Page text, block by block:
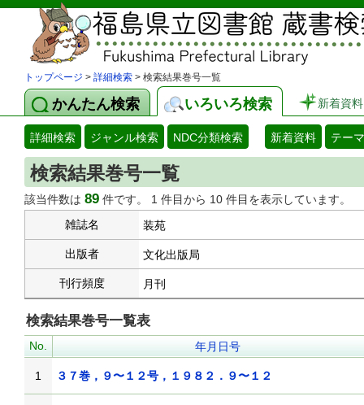
トップページ > 詳細検索 > 検索結果巻号一覧
かんたん検索 いろいろ検索 新着資料
詳細検索 ジャンル検索 NDC分類検索 新着資料 テー
検索結果巻号一覧
該当件数は 89 件です。 1 件目から 10 件目を表示しています。
雑誌名
装苑
出版者 文化出版局
刊行頻度 月刊
検索結果巻号一覧表
No. 年月日号
1 ３７巻，９〜１２号，１９８２．９〜１２